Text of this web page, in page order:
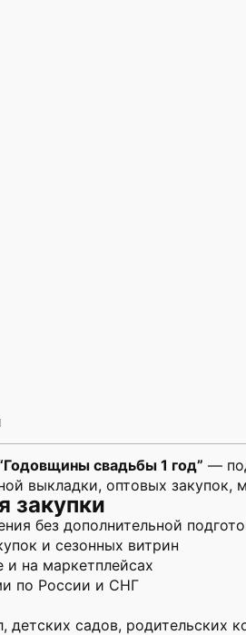
свадьбы 1 год” —
выкладки, оптовых закупок,
закупки
без дополнительной
и сезонных витрин
и на маркетплейсах
по России и СНГ
садов, родительских